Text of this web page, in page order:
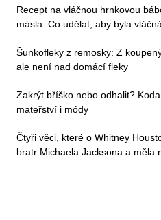
Recept na vláčnou hrnkovou
másla: Co udělat, aby byla
Šunkofleky z remosky: Z
ale není nad domácí fleky
Zakrýt bříško nebo odhalit?
mateřství i módy
Čtyři věci, které o Whitney
bratr Michaela Jacksona a měla